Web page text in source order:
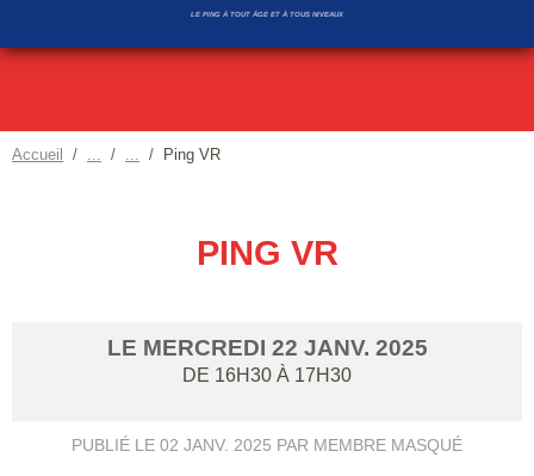
LE PING À TOUT ÂGE ET À TOUS NIVEAUX
Accueil Ping VR
PING VR
LE MERCREDI 22 JANV. 2025
DE 16H30 À 17H30
PUBLIÉ LE 02 JANV. 2025 PAR MEMBRE MASQUÉ